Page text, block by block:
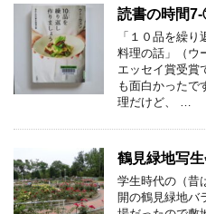
読書の時間
「１０品を繰
料理の話」（ウ
エッセイ賞受賞
も面白かったで
理だけど、 …
鶴見緑地写
学生時代の（昔
開の鶴見緑地バ